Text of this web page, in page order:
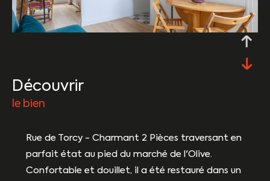
découvrir
le bien
Rue de Torcy - Charmant 2 Pièces traversant en
parfait état au pied du marché de l'Olive.
Confortable et douillet, il a été restauré dans un